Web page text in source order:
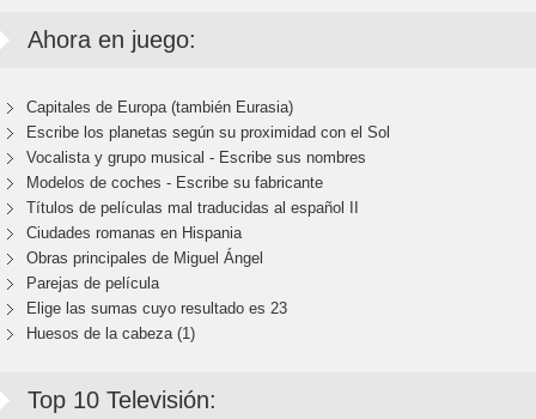
Ahora en juego:
Capitales de Europa (también Eurasia)
Escribe los planetas según su proximidad con el Sol
Vocalista y grupo musical - Escribe sus nombres
Modelos de coches - Escribe su fabricante
Títulos de películas mal traducidas al español II
Ciudades romanas en Hispania
Obras principales de Miguel Ángel
Parejas de película
Elige las sumas cuyo resultado es 23
Huesos de la cabeza (1)
Top 10 Televisión: